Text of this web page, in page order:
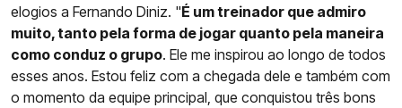
elogios a Fernando Diniz. "É um treinador que admiro
muito, tanto pela forma de jogar quanto pela maneira
como conduz o grupo. Ele me inspirou ao longo de todos
esses anos. Estou feliz com a chegada dele e também com
o momento da equipe principal, que conquistou três bons